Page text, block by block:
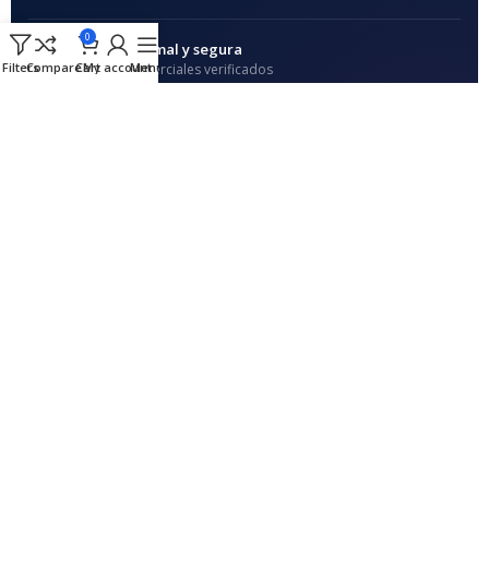
Compra formal y segura
Canales comerciales verificados
FiltersCompare
0
Cart
My account
MenuHome